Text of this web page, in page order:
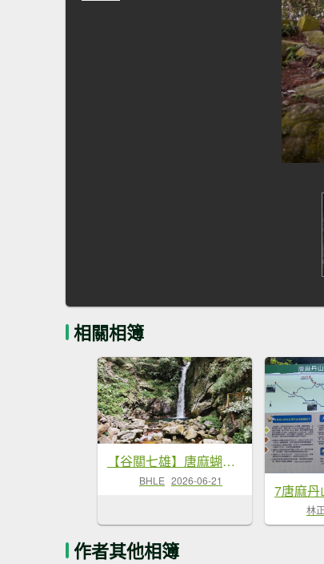
相關相簿
【谷關七雄】唐麻蝴蝶 - 山色無言，水自奔流
BHLE 2026-06-21
7唐麻丹
林
作者其他相簿